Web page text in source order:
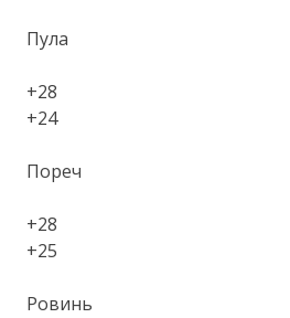
Пула
+28
+24
Пореч
+28
+25
Ровинь